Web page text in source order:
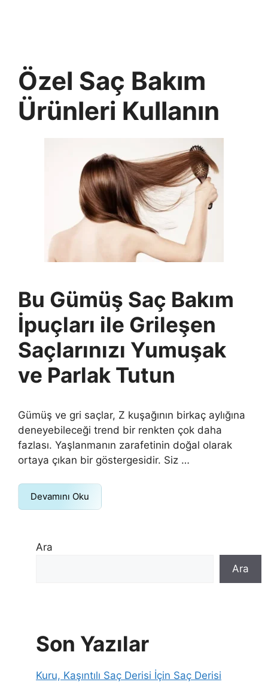
Özel Saç Bakım
Ürünleri Kullanın
Bu Gümüş Saç Bakım
İpuçları ile Grileşen
Saçlarınızı Yumuşak
ve Parlak Tutun
Gümüş ve gri saçlar, Z kuşağının birkaç aylığına
deneyebileceği trend bir renkten çok daha
fazlası. Yaşlanmanın zarafetinin doğal olarak
ortaya çıkan bir göstergesidir. Siz …
Devamını Oku
Ara
Ara
Son Yazılar
Kuru, Kaşıntılı Saç Derisi İçin Saç Derisi